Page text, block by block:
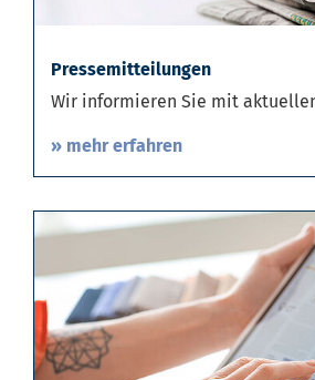
Pressemitteilungen
Wir informieren Sie mit
» mehr erfahren